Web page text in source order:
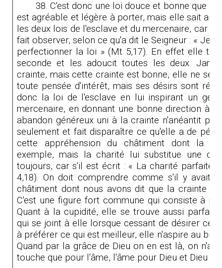
38. C'est donc une loi douce et bonne que la
est agréable et légère à porter, mais elle sait
les deux lois de l'esclave et du mercenaire, car
fait observer, selon ce qu'a dit le Seigneur : « Je
perfectionner la loi » (Mt 5,17). En effet elle
seconde et les adoucit toutes les deux.
crainte, mais cette crainte est bonne, elle ne se
toute pensée d'intérêt, mais ses désirs sont
donc la loi de l'esclave en lui inspirant un
mercenaire, en donnant une bonne direction à
abandon généreux uni à la crainte n'anéantit
seulement et fait disparaître ce qu'elle a de
cette appréhension du châtiment dont la
exemple, mais la charité lui substitue une
toujours, car s'il est écrit : « La charité parfaite
4,18). On doit comprendre comme s'il y avait
châtiment dont nous avons dit que la crainte
C'est une figure fort commune qui consiste à
Quant à la cupidité, elle se trouve aussi
qui se joint à elle lorsque cessant de désirer ce
à préférer ce qui est meilleur, elle n'aspire au
Quand par la grâce de Dieu on en est là, on
touche que pour l'âme, l'âme pour Dieu et Dieu